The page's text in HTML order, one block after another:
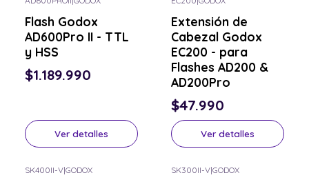
Flash Godox
AD600Pro II - TTL
y HSS
$1.189.990
Ver detalles
Extensión de
Cabezal Godox
EC200 - para
Flashes AD200 &
AD200Pro
$47.990
Ver detalles
SK400II-V|GODOX SK300II-V|GODOX